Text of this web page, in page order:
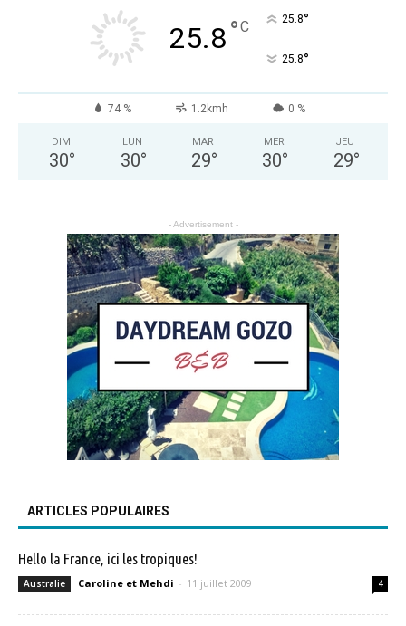
25.8°C 25.8°
25.8°
74 % 1.2kmh 0 %
DIM
30°
LUN
30°
MAR
29°
MER
30°
JEU
29°
- Advertisement -
ARTICLES POPULAIRES
Hello la France, ici les tropiques!
Australie Caroline et Mehdi - 11 juillet 2009 4